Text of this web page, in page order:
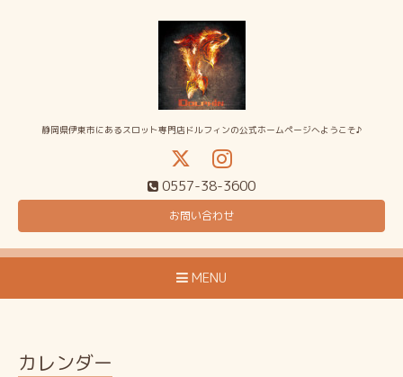
静岡県伊東市にあるスロット専門店ドルフィンの公式ホームページへようこそ♪
0557-38-3600
お問い合わせ
MENU
カレンダー